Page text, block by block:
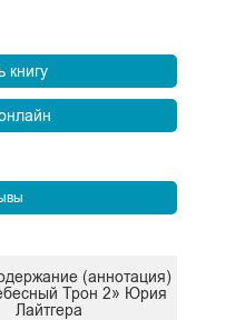
книгу
(аннотация)
Трон 2» Юрия
Лайтгера